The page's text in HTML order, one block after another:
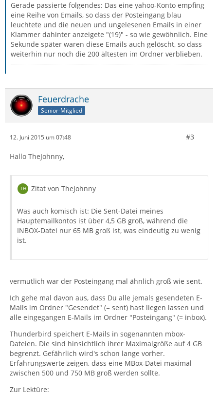
Gerade passierte folgendes: Das eine yahoo-Konto empfing
eine Reihe von Emails, so dass der Posteingang blau
leuchtete und die neuen und ungelesenen Emails in einer
Klammer dahinter anzeigete "(19)" - so wie gewöhnlich. Eine
Sekunde später waren diese Emails auch gelöscht, so dass
weiterhin nur noch die 200 ältesten im Ordner verblieben.
Feuerdrache
Senior-Mitglied
12. Juni 2015 um 07:48 #3
Hallo TheJohnny,
Zitat von TheJohnny
Was auch komisch ist: Die Sent-Datei meines
Hauptemailkontos ist über 4,5 GB groß, während die
INBOX-Datei nur 65 MB groß ist, was eindeutig zu wenig
ist.
vermutlich war der Posteingang mal ähnlich groß wie sent.
Ich gehe mal davon aus, dass Du alle jemals gesendeten E-
Mails im Ordner "Gesendet" (= sent) hast liegen lassen und
alle eingegangen E-Mails im Ordner "Posteingang" (= inbox).
Thunderbird speichert E-Mails in sogenannten mbox-
Dateien. Die sind hinsichtlich ihrer Maximalgröße auf 4 GB
begrenzt. Gefährlich wird's schon lange vorher.
Erfahrungswerte zeigen, dass eine MBox-Datei maximal
zwischen 500 und 750 MB groß werden sollte.
Zur Lektüre: